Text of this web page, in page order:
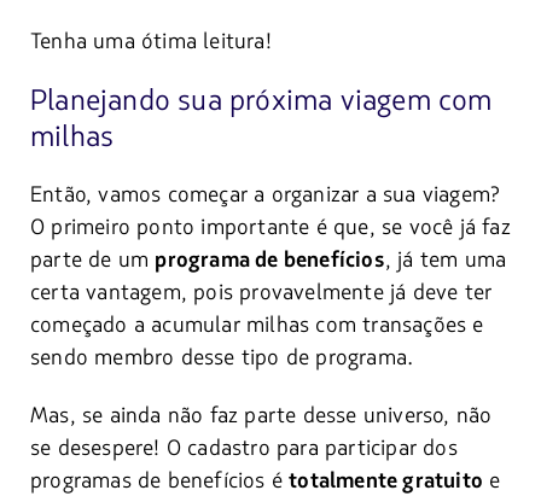
Tenha uma ótima leitura!
Planejando sua próxima viagem com
milhas
Então, vamos começar a organizar a sua viagem?
O primeiro ponto importante é que, se você já faz
parte de um programa de benefícios, já tem uma
certa vantagem, pois provavelmente já deve ter
começado a acumular milhas com transações e
sendo membro desse tipo de programa.
Mas, se ainda não faz parte desse universo, não
se desespere! O cadastro para participar dos
programas de benefícios étotalmente gratuito e